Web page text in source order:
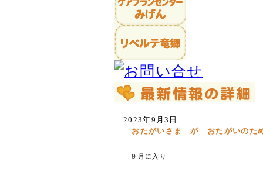
2023年9月3日
おたがいさま が おたがいのた
９月に入り